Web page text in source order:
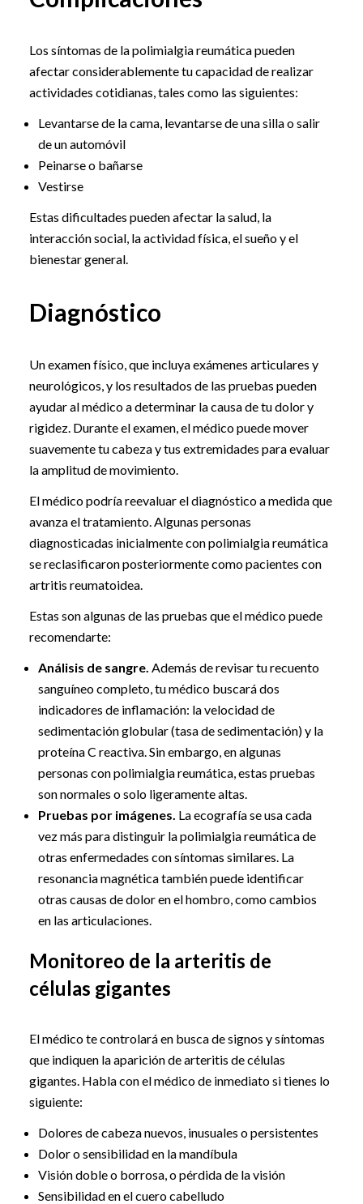
Los síntomas de la polimialgia reumática pueden
afectar considerablemente tu capacidad de realizar
actividades cotidianas, tales como las siguientes:
Levantarse de la cama, levantarse de una silla o salir
de un automóvil
Peinarse o bañarse
Vestirse
Estas dificultades pueden afectar la salud, la
interacción social, la actividad física, el sueño y el
bienestar general.
Diagnóstico
Un examen físico, que incluya exámenes articulares y
neurológicos, y los resultados de las pruebas pueden
ayudar al médico a determinar la causa de tu dolor y
rigidez. Durante el examen, el médico puede mover
suavemente tu cabeza y tus extremidades para evaluar
la amplitud de movimiento.
El médico podría reevaluar el diagnóstico a medida que
avanza el tratamiento. Algunas personas
diagnosticadas inicialmente con polimialgia reumática
se reclasificaron posteriormente como pacientes con
artritis reumatoidea.
Estas son algunas de las pruebas que el médico puede
recomendarte:
Análisis de sangre. Además de revisar tu recuento
sanguíneo completo, tu médico buscará dos
indicadores de inflamación: la velocidad de
sedimentación globular (tasa de sedimentación) y la
proteína C reactiva. Sin embargo, en algunas
personas con polimialgia reumática, estas pruebas
son normales o solo ligeramente altas.
Pruebas por imágenes. La ecografía se usa cada
vez más para distinguir la polimialgia reumática de
otras enfermedades con síntomas similares. La
resonancia magnética también puede identificar
otras causas de dolor en el hombro, como cambios
en las articulaciones.
Monitoreo de la arteritis de
células gigantes
El médico te controlará en busca de signos y síntomas
que indiquen la aparición de arteritis de células
gigantes. Habla con el médico de inmediato si tienes lo
siguiente:
Dolores de cabeza nuevos, inusuales o persistentes
Dolor o sensibilidad en la mandíbula
Visión doble o borrosa, o pérdida de la visión
Sensibilidad en el cuero cabelludo